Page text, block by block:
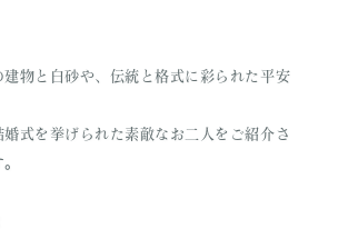
建物と白砂や、伝統と格式に彩られた平安
式を挙げられた素敵なお二人をご紹介さ